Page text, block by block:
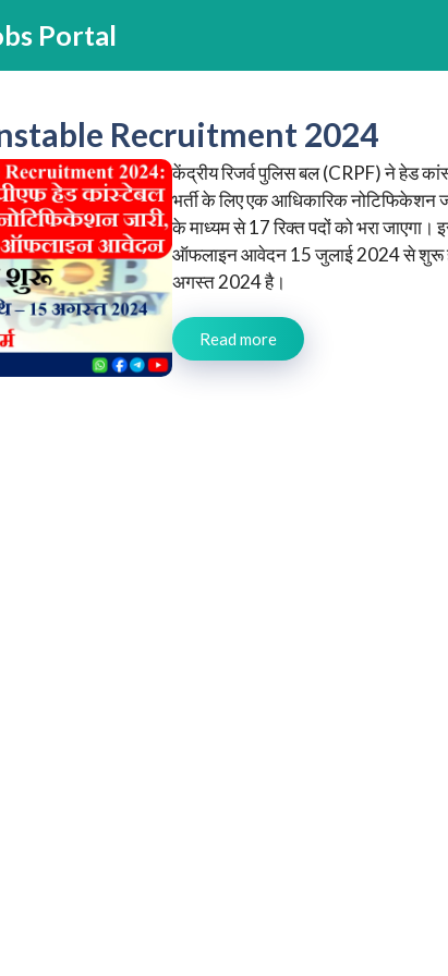
Portal
Recruitment 2024
केंद्रीय रिजर्व पुलिस बल (CRPF) ने हेड
भर्ती के लिए एक आधिकारिक नोटिफिकेशन
के माध्यम से 17 रिक्त पदों को भरा जाएगा।
ऑफलाइन आवेदन 15 जुलाई 2024 से शुरू
अगस्त 2024 है।
Read more